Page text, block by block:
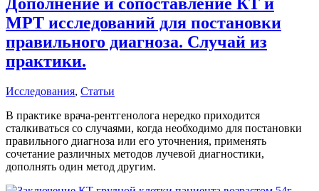
МРТ исследований для постановки
правильного диагноза. Случай из
практики.
Исследования, Статьи
В практике врача-рентгенолога нередко приходится
сталкиваться со случаями, когда необходимо для постановки
правильного диагноза или его уточнения, применять
сочетание различных методов лучевой диагностики,
дополнять один метод другим.